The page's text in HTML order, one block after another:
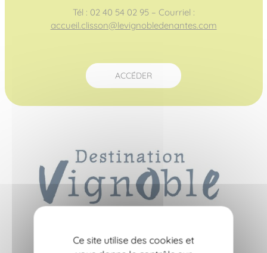
Tél : 02 40 54 02 95 – Courriel :
accueil.clisson@levignobledenantes.com
ACCÉDER
Ce site utilise des cookies et